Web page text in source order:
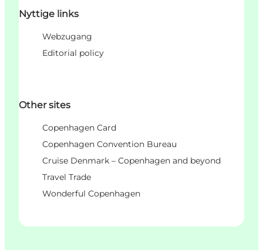
Nyttige links
Webzugang
Editorial policy
Other sites
Copenhagen Card
Copenhagen Convention Bureau
Cruise Denmark – Copenhagen and beyond
Travel Trade
Wonderful Copenhagen